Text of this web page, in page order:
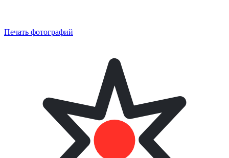
Печать фотографий